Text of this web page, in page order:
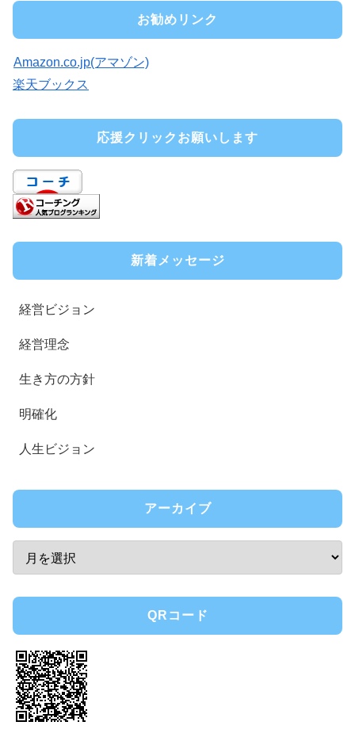
お勧めリンク
Amazon.co.jp(アマゾン)
楽天ブックス
応援クリックお願いします
新着メッセージ
経営ビジョン
経営理念
生き方の方針
明確化
人生ビジョン
アーカイブ
QRコード